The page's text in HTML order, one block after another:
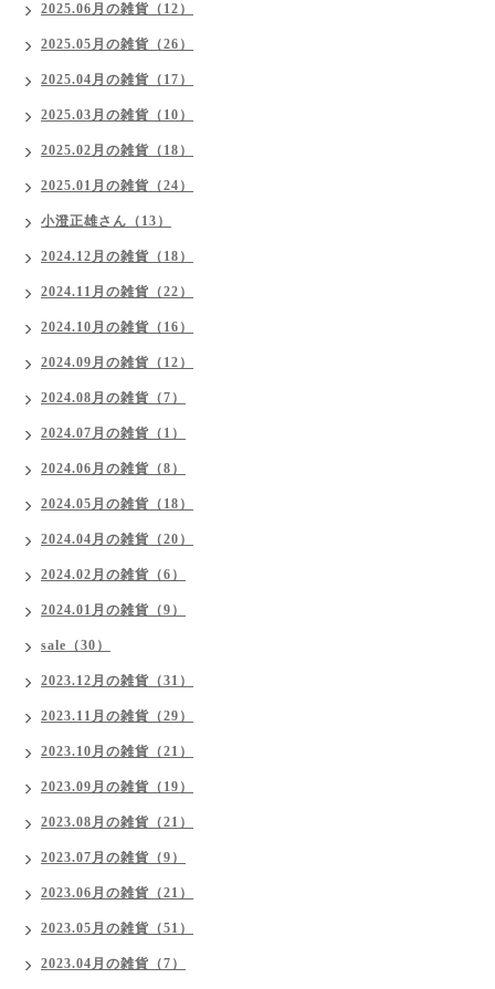
2025.06月の雑貨（12）
2025.05月の雑貨（26）
2025.04月の雑貨（17）
2025.03月の雑貨（10）
2025.02月の雑貨（18）
2025.01月の雑貨（24）
小澄正雄さん（13）
2024.12月の雑貨（18）
2024.11月の雑貨（22）
2024.10月の雑貨（16）
2024.09月の雑貨（12）
2024.08月の雑貨（7）
2024.07月の雑貨（1）
2024.06月の雑貨（8）
2024.05月の雑貨（18）
2024.04月の雑貨（20）
2024.02月の雑貨（6）
2024.01月の雑貨（9）
sale（30）
2023.12月の雑貨（31）
2023.11月の雑貨（29）
2023.10月の雑貨（21）
2023.09月の雑貨（19）
2023.08月の雑貨（21）
2023.07月の雑貨（9）
2023.06月の雑貨（21）
2023.05月の雑貨（51）
2023.04月の雑貨（7）